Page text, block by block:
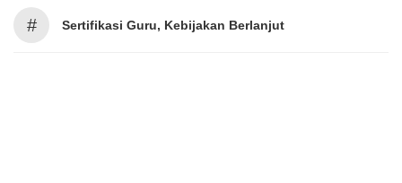
# Sertifikasi Guru, Kebijakan Berlanjut